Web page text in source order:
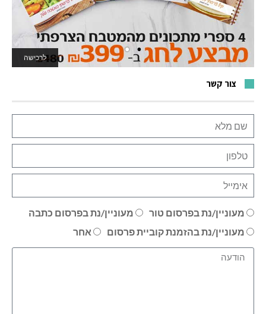
לרכישה
לאתר המשחקים
צור קשר
מעוניין/נת בפרסום טור
מעוניין/נת בפרסום כתבה
מעוניין/נת בהזמנת קוביית פרסום
אחר